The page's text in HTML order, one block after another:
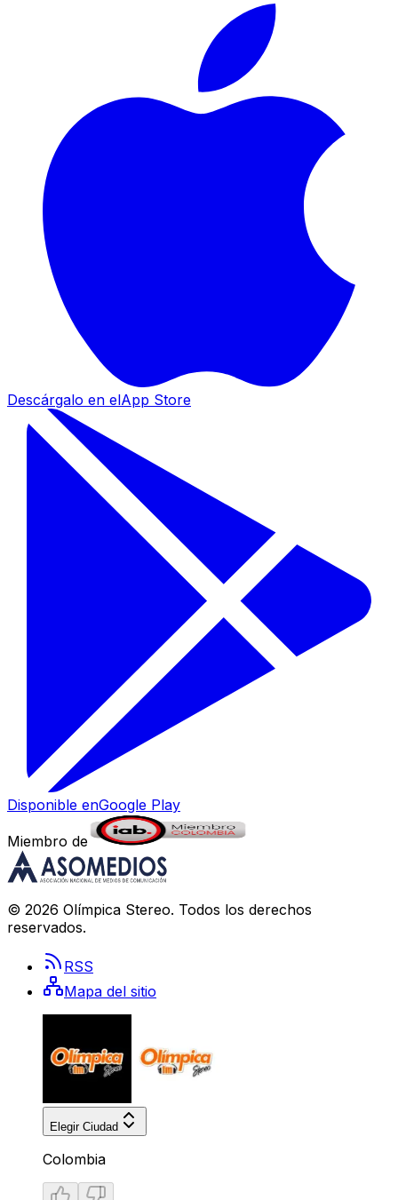
Descárgalo en elApp Store
Disponible enGoogle Play
Miembro de
© 2026 Olímpica Stereo. Todos los derechos
reservados.
RSS
Mapa del sitio
Elegir Ciudad
Colombia